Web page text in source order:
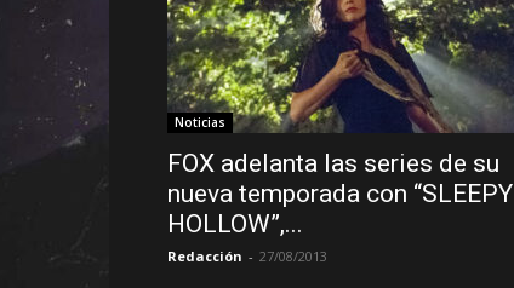
Noticias
FOX adelanta las series de su
nueva temporada con “SLEEPY
HOLLOW”,...
Redacción - 27/08/2013